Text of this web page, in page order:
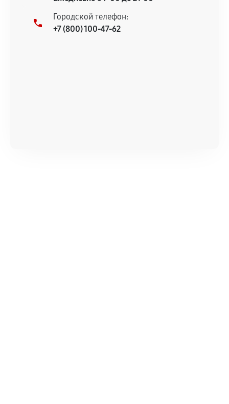
сервисный центр ответственности не несет.
Городской телефон:
+7 (800) 100-47-62